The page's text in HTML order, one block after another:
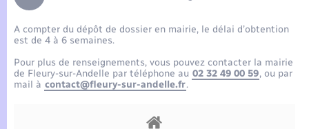
Compétences
Plan interactif
Etat-civil - Papiers - Citoyenneté
Mariage – PACS
Parrainage civil
Logement - Urbanisme
Transports scolaires
Travaux - Autorisation d’occupation de l’espace
public
A compter du dépôt de dossier en mairie, le délai d’obtention
est de 4 à 6 semaines.
Pour plus de renseignements, vous pouvez contacter la mairie
de Fleury-sur-Andelle par téléphone au 02 32 49 00 59, ou par
mail à contact@fleury-sur-andelle.fr.